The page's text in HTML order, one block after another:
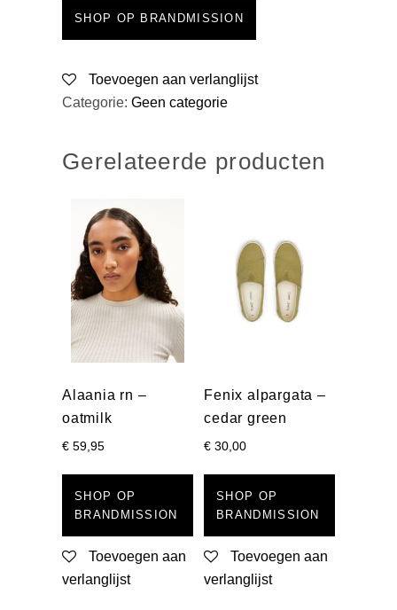
SHOP OP BRANDMISSION
Toevoegen aan verlanglijst
Categorie: Geen categorie
Gerelateerde producten
Alaania rn –
oatmilk
€ 59,95
SHOP OP
BRANDMISSION
Toevoegen aan
verlanglijst
Fenix alpargata –
cedar green
€ 30,00
SHOP OP
BRANDMISSION
Toevoegen aan
verlanglijst